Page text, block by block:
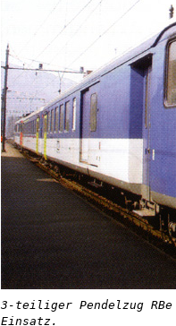
3-teiliger Pendelzug
Einsatz.